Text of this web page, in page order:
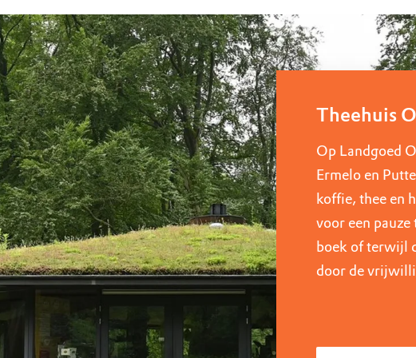
Theehuis
Op Landgoed
Ermelo en
koffie, thee en
voor een
boek of terwijl
door de